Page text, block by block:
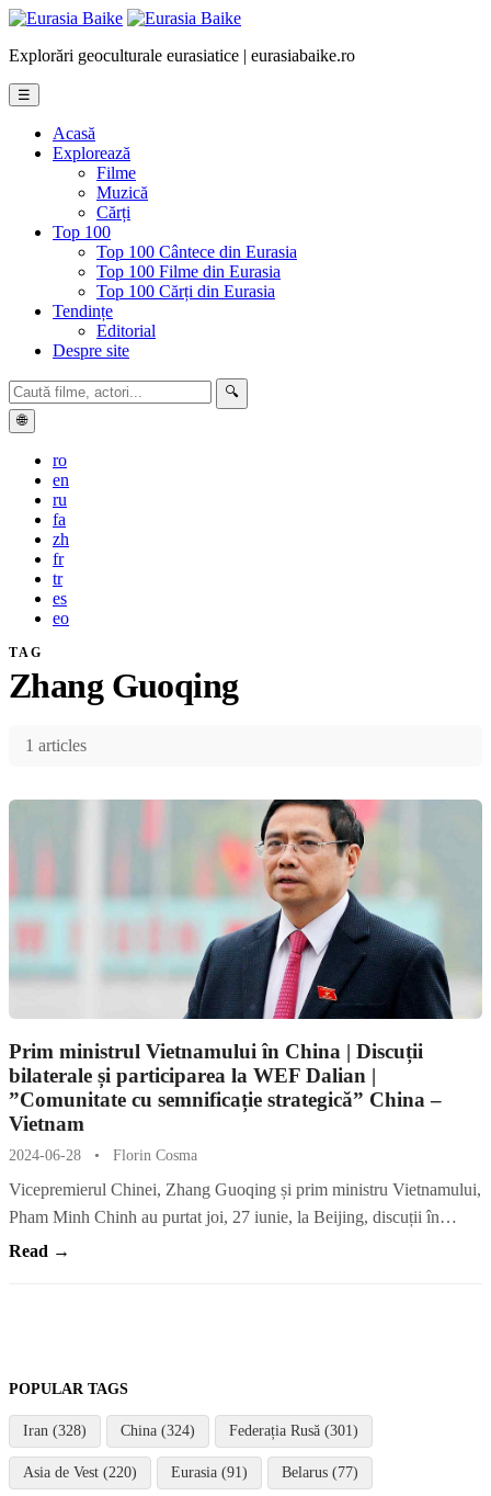
Explorări geoculturale eurasiatice | eurasiabaike.ro
☰
Acasă
Explorează
Filme
Muzică
Cărți
Top 100
Top 100 Cântece din Eurasia
Top 100 Filme din Eurasia
Top 100 Cărți din Eurasia
Tendințe
Editorial
Despre site
🔍
🌐
ro
en
ru
fa
zh
fr
tr
es
eo
TAG
Zhang Guoqing
1 articles
Prim ministrul Vietnamului în China | Discuții
bilaterale și participarea la WEF Dalian |
”Comunitate cu semnificație strategică” China –
Vietnam
2024-06-28 • Florin Cosma
Vicepremierul Chinei, Zhang Guoqing și prim ministru Vietnamului,
Pham Minh Chinh au purtat joi, 27 iunie, la Beijing, discuții în…
Read →
POPULAR TAGS
Iran (328) China (324) Federația Rusă (301)
Asia de Vest (220) Eurasia (91) Belarus (77)